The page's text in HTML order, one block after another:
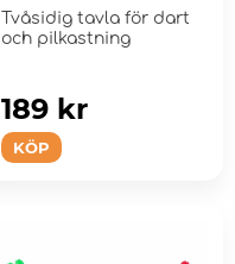
Tvåsidig tavla för dart
och pilkastning
KÖP
189 kr